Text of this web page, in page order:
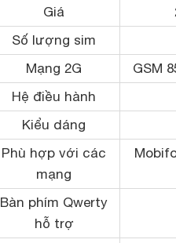
Giá
Số lượng sim
Mạng 2G
GSM
Hệ điều hành
Kiểu dáng
Phù hợp với các
mạng
Bàn phím Qwerty
hỗ trợ